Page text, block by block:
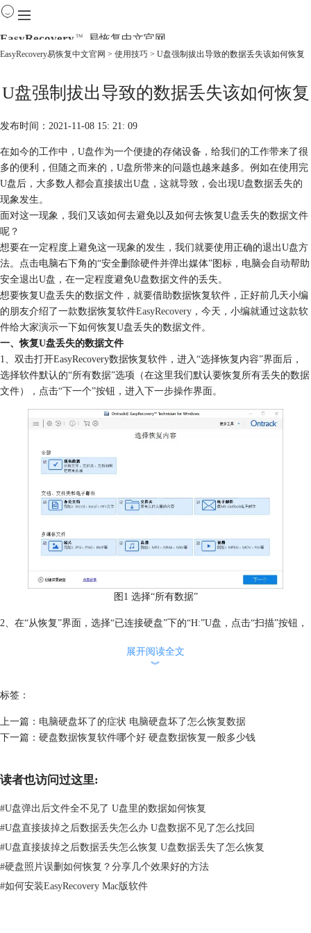
EasyRecovery TM 易恢复中文官网
产品
购买
线下数据恢复
EasyRecovery易恢复中文官网 > 使用技巧 > U盘强制拔出导致的数据丢失该如何恢复
U盘强制拔出导致的数据丢失该如何恢复
发布时间：2021-11-08 15: 21: 09
在如今的工作中，U盘作为一个便捷的存储设备，给我们的工作带来了很
多的便利，但随之而来的，U盘所带来的问题也越来越多。例如在使用完
U盘后，大多数人都会直接拔出U盘，这就导致，会出现U盘数据丢失的
现象发生。
面对这一现象，我们又该如何去避免以及如何去恢复U盘丢失的数据文件
呢？
想要在一定程度上避免这一现象的发生，我们就要使用正确的退出U盘方
法。点击电脑右下角的“安全删除硬件并弹出媒体”图标，电脑会自动帮助
安全退出U盘，在一定程度避免U盘数据文件的丢失。
想要恢复U盘丢失的数据文件，就要借助数据恢复软件，正好前几天小编
的朋友介绍了一款数据恢复软件EasyRecovery ，今天，小编就通过这款软
件给大家演示一下如何恢复U盘丢失的数据文件。
一、恢复U盘丢失的数据文件
1、双击打开EasyRecovery数据恢复软件，进入“选择恢复内容”界面后，
选择软件默认的“所有数据”选项（在这里我们默认要恢复所有丢失的数据
文件），点击“下一个”按钮，进入下一步操作界面。
图1 选择“所有数据”
2、在“从恢复”界面，选择“已连接硬盘”下的“H:”U盘，点击“扫描”按钮，
图2 选择U盘
3、EasyRecovery会对U盘内的文件、文件夹进行扫描，我们只需静待扫描
结果就可以了。
展开阅读全文
︾
标签：
上一篇： 电脑硬盘坏了的症状 电脑硬盘坏了怎么恢复数据
下一篇： 硬盘数据恢复软件哪个好 硬盘数据恢复一般多少钱
读者也访问过这里:
#U盘弹出后文件全不见了 U盘里的数据如何恢复
#U盘直接拔掉之后数据丢失怎么办 U盘数据不见了怎么找回
#U盘直接拔掉之后数据丢失怎么恢复 U盘数据丢失了怎么恢复
#硬盘照片误删如何恢复？分享几个效果好的方法
#如何安装EasyRecovery Mac版软件